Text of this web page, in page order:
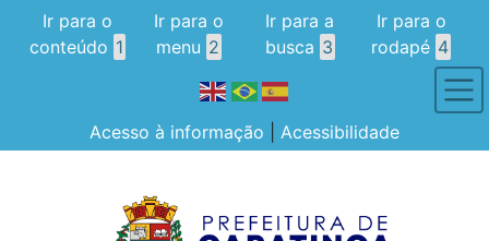
Ir para o
conteúdo 1
Ir para o
menu 2
Ir para a
busca 3
Ir para o
rodapé 4
Acesso à informação Acessibilidade